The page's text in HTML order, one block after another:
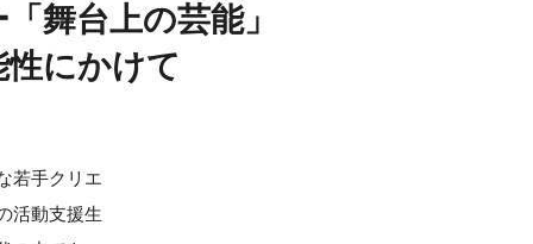
舞台上の芸能」
にかけて
若手クリエ
活動支援生